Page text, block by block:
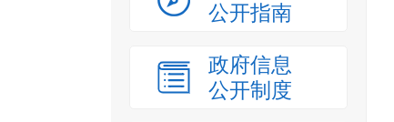
公开指南
政府信息
公开制度